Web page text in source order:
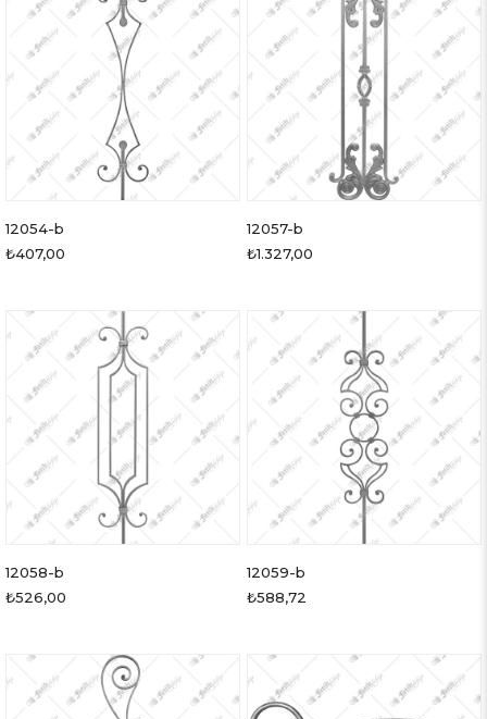
12054-b
₺407,00
12057-b
₺1.327,00
12058-b
₺526,00
12059-b
₺588,72